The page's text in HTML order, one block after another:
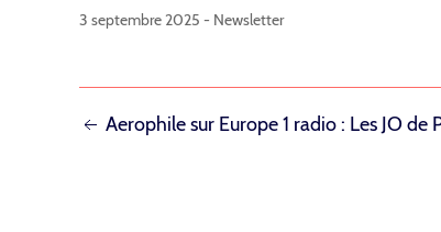
3 septembre 2025 - Newsletter
NAVIGATION
Aerophile sur Europe 1 radio : Les JO de